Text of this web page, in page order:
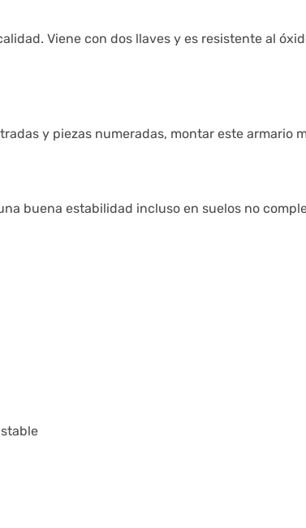
Viene con dos llaves y es resistente al
y piezas numeradas, montar este armario
buena estabilidad incluso en suelos no